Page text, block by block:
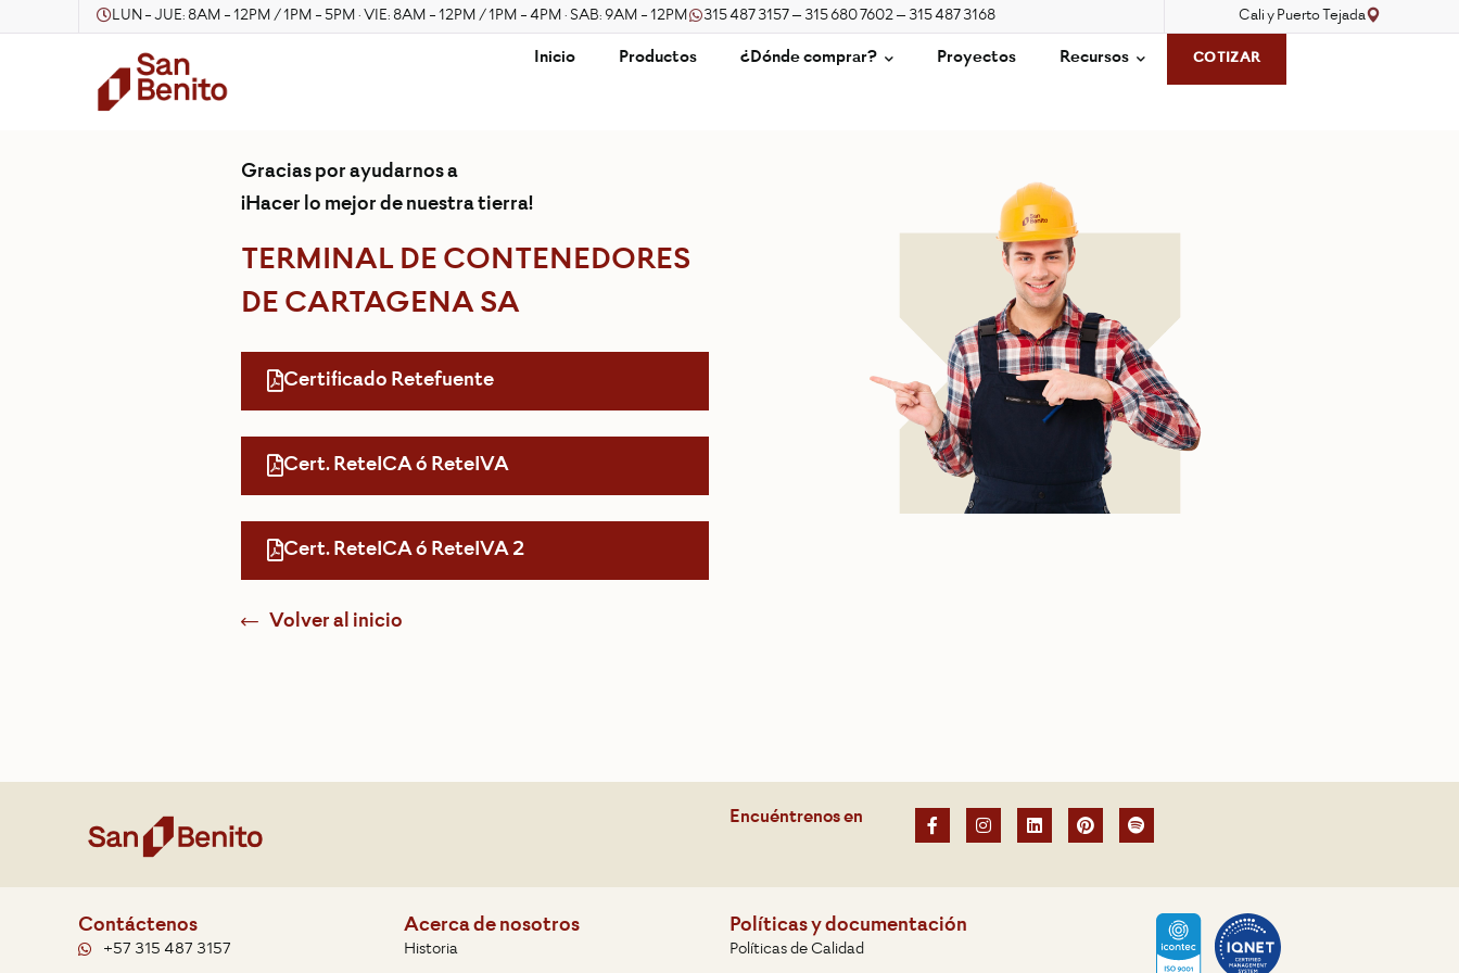
LUN - JUE: 8AM - 12PM / 1PM - 5PM · VIE: 8AM - 12PM / 1PM - 4PM · SAB: 9AM - 12PM 315 487 3157 – 315 680 7602 – 315 487 3168 Cali y Puerto Tejada
Inicio Productos ¿Dónde comprar? Proyectos Recursos COTIZAR
Gracias por ayudarnos a
¡Hacer lo mejor de nuestra tierra!
TERMINAL DE CONTENEDORES
DE CARTAGENA SA
Certificado Retefuente
Cert. ReteICA ó ReteIVA
Cert. ReteICA ó ReteIVA 2
Volver al inicio
Encuéntrenos en
Contáctenos
+57 315 487 3157
Acerca de nosotros
Historia
Políticas y documentación
Políticas de Calidad